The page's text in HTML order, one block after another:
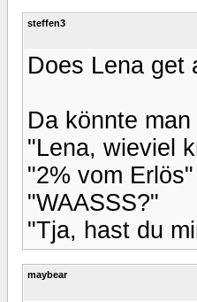
steffen3
Does Lena get
Da könnte
"Lena, wieviel
"2% vom Erlös"
"WAASSS?"
"Tja, hast du
maybear